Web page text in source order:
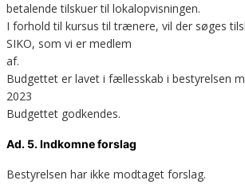
betalende tilskuer til lokalopvisningen.
I forhold til kursus til trænere, vil der søges
SIKO, som vi er medlem
af.
Budgettet er lavet i fællesskab i bestyrelsen
2023
Budgettet godkendes.
Ad. 5. Indkomne forslag
Bestyrelsen har ikke modtaget forslag.